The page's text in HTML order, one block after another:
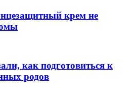
крем не
как подготовиться к
родов